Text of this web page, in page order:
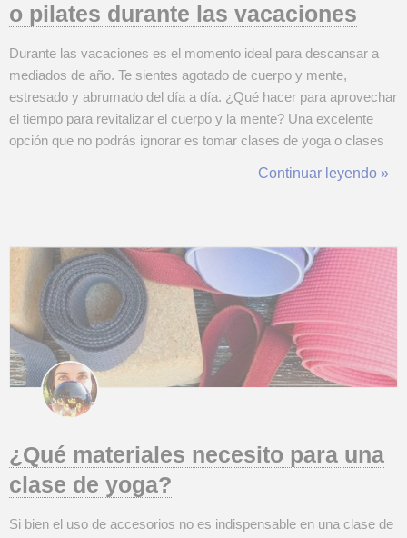
o pilates durante las vacaciones
Durante las vacaciones es el momento ideal para descansar a
mediados de año. Te sientes agotado de cuerpo y mente,
estresado y abrumado del día a día. ¿Qué hacer para aprovechar
el tiempo para revitalizar el cuerpo y la mente? Una excelente
opción que no podrás ignorar es tomar clases de yoga o clases
lestas clases particulares en estas vacaciones. Primero debes
Continuar leyendo »
¿Qué materiales necesito para una
clase de yoga?
Si bien el uso de accesorios no es indispensable en una clase de